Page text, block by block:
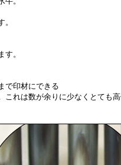
。
で印材にできる
れは数が余りに少なくとても